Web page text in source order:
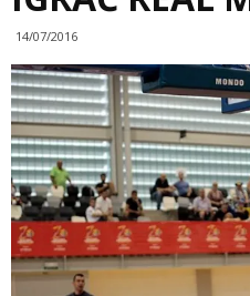
14/07/2016